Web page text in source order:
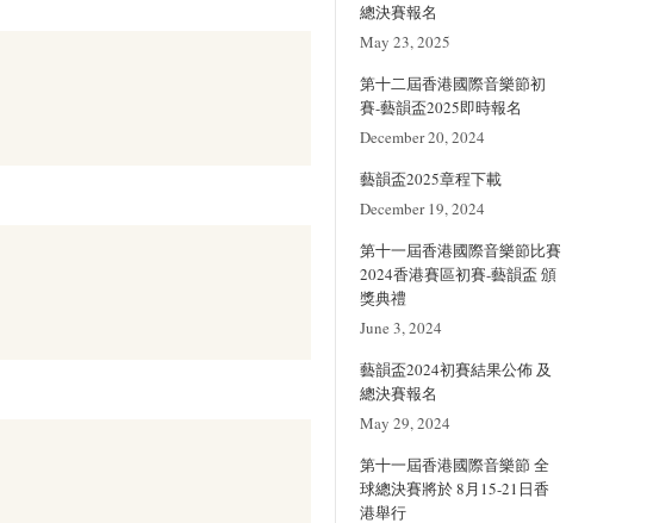
總決賽報名
May 23, 2025
第十二屆香港國際音樂節初
賽-藝韻盃2025即時報名
December 20, 2024
藝韻盃2025章程下載
December 19, 2024
第十一屆香港國際音樂節比賽
2024香港賽區初賽-藝韻盃 頒
獎典禮
June 3, 2024
藝韻盃2024初賽結果公佈 及
總決賽報名
May 29, 2024
第十一屆香港國際音樂節 全
球總決賽將於 8月15-21日香
港舉行